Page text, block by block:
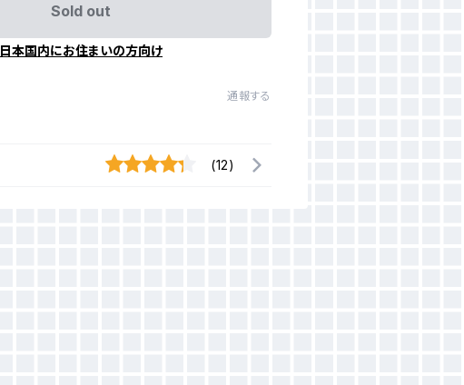
Sold out
日本国内にお住まいの方向け
通報する
(12)